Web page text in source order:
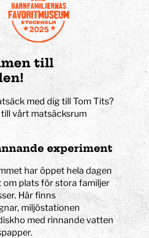
till
med dig till Tom Tits?
vårt matsäcksrum
experiment
har öppet hela dagen
om plats för stora familjer
Här finns
miljöstationen
med rinnande vatten